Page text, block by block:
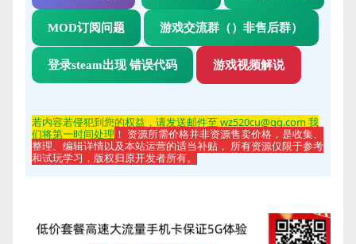
MOD订阅问题 游戏交流群（）非售后群）
登录steam出现 错误代码 游戏视频解说
若内容若侵犯到您的权益，请发送邮件至 wz520cu@qq.com 我
们将第一时间处理 ！ 资源所需价格并非资源售卖价格，是收集、
整理、编辑详情以及本站运营的适当补贴， 所有资源仅限于参考
和试玩学习，版权归原开发者所有。